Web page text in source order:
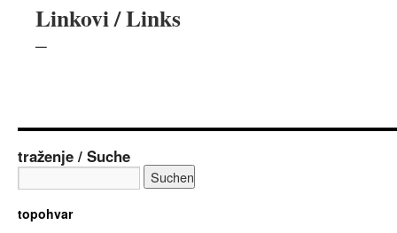
Linkovi / Links
–
traženje / Suche
topohvar